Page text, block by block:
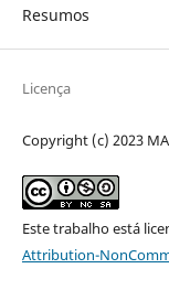
Resumos
Licença
Copyright (c) 2023
Este trabalho está
Attribution-